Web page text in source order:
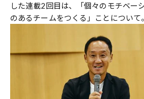
した連載2回目は、「個々のモチベー
のあるチームをつくる」ことについて。